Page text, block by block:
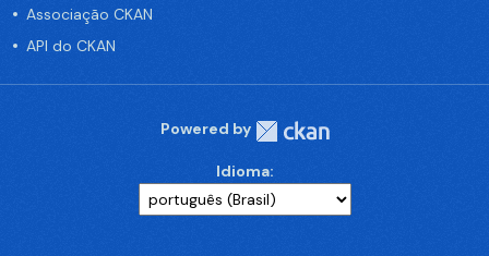
Associação CKAN
API do CKAN
Powered by
Idioma